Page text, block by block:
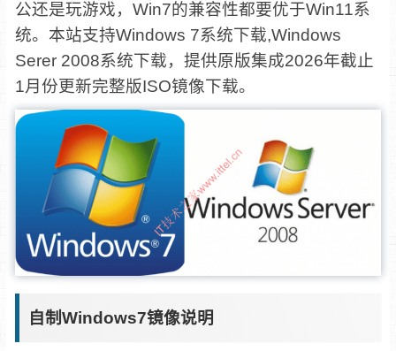
公还是玩游戏，Win7的兼容性都要优于Win11系
统。本站支持Windows 7系统下载,Windows
Serer 2008系统下载，提供原版集成2026年截止
1月份更新完整版ISO镜像下载。
自制Windows7镜像说明